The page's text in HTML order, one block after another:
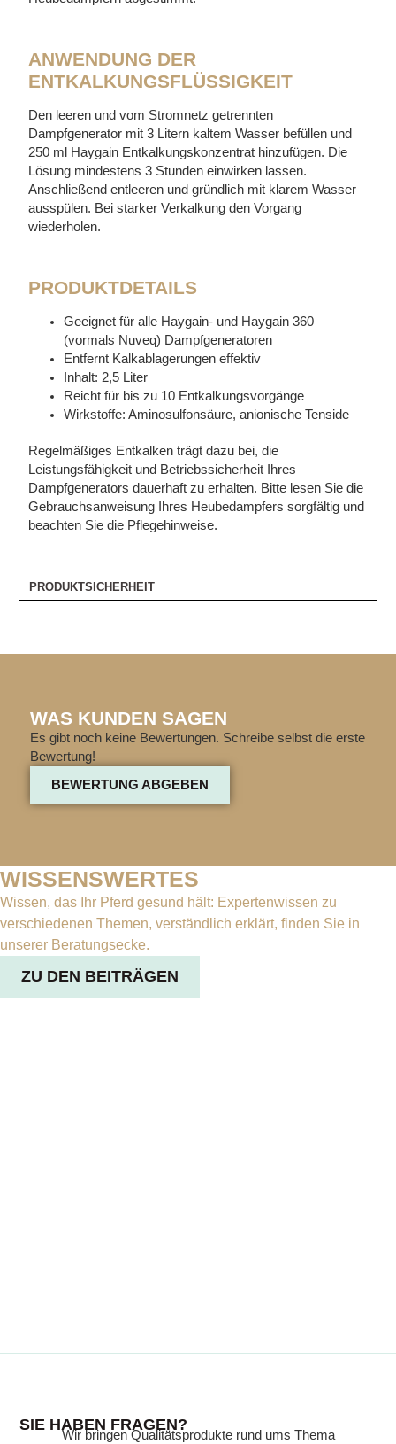
PRODUKTSICHERHEIT
ANWENDUNG DER
ENTKALKUNGSFLÜSSIGKEIT
Den leeren und vom Stromnetz getrennten
Dampfgenerator mit 3 Litern kaltem Wasser befüllen und
250 ml Haygain Entkalkungskonzentrat hinzufügen. Die
Lösung mindestens 3 Stunden einwirken lassen.
Anschließend entleeren und gründlich mit klarem Wasser
ausspülen. Bei starker Verkalkung den Vorgang
wiederholen.
PRODUKTDETAILS
Geeignet für alle Haygain- und Haygain 360
(vormals Nuveq) Dampfgeneratoren
Entfernt Kalkablagerungen effektiv
Inhalt: 2,5 Liter
Reicht für bis zu 10 Entkalkungsvorgänge
Wirkstoffe: Aminosulfonsäure, anionische Tenside
Regelmäßiges Entkalken trägt dazu bei, die
Leistungsfähigkeit und Betriebssicherheit Ihres
Dampfgenerators dauerhaft zu erhalten. Bitte lesen Sie die
Gebrauchsanweisung Ihres Heubedampfers sorgfältig und
beachten Sie die Pflegehinweise.
WAS KUNDEN SAGEN
Es gibt noch keine Bewertungen. Schreibe selbst die erste
Bewertung!
BEWERTUNG ABGEBEN
WISSENSWERTES
Wissen, das Ihr Pferd gesund hält: Expertenwissen zu
verschiedenen Themen, verständlich erklärt, finden Sie in
unserer Beratungsecke.
ZU DEN BEITRÄGEN
SIE HABEN FRAGEN?
Wir bringen Qualitätsprodukte rund ums Thema